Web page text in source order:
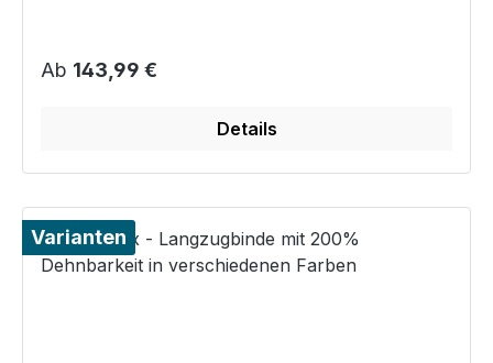
Regulärer Preis:
Ab 143,99 €
Details
Varianten